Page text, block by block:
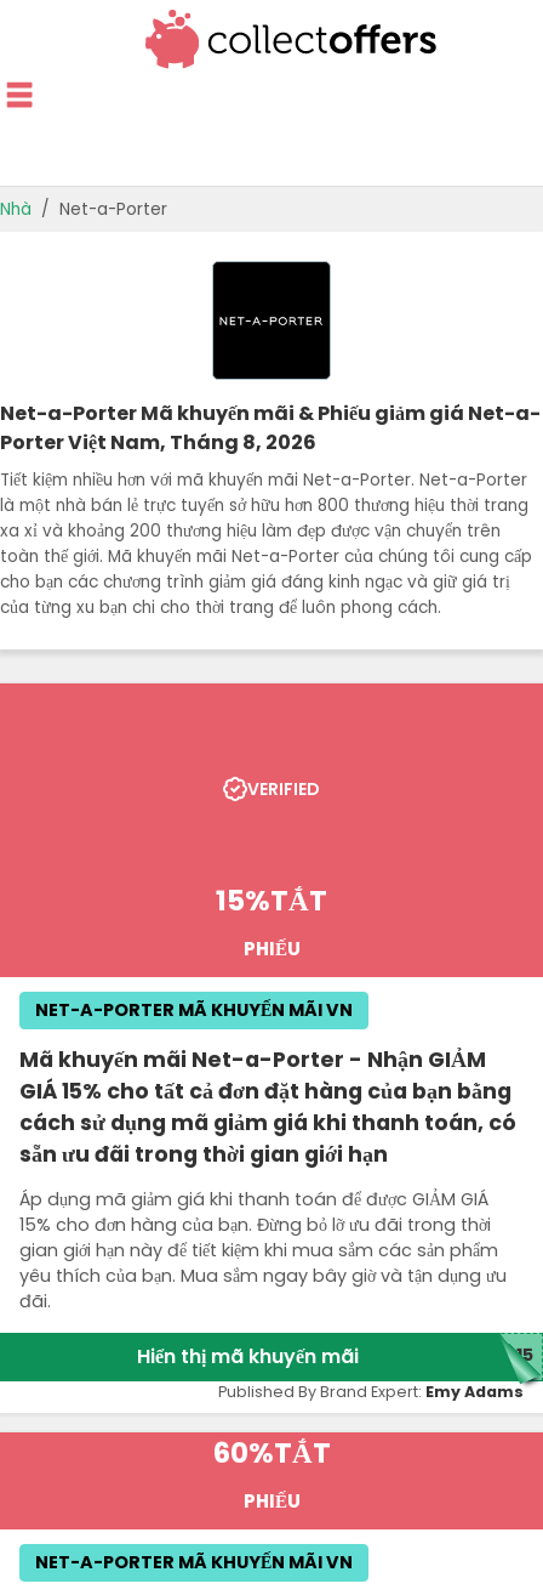
ƯU ĐÃI THEO DANH MỤC
ƯU ĐÃI TỐT NHẤT
Nhà Net-a-Porter
Net-a-Porter Mã khuyến mãi & Phiếu giảm giá Net-a-
Porter Việt Nam, Tháng 8, 2026
Tiết kiệm nhiều hơn với mã khuyến mãi Net-a-Porter. Net-a-Porter
là một nhà bán lẻ trực tuyến sở hữu hơn 800 thương hiệu thời trang
xa xỉ và khoảng 200 thương hiệu làm đẹp được vận chuyển trên
toàn thế giới. Mã khuyến mãi Net-a-Porter của chúng tôi cung cấp
cho bạn các chương trình giảm giá đáng kinh ngạc và giữ giá trị
của từng xu bạn chi cho thời trang để luôn phong cách.
15%TẮT
PHIẾU
Mã khuyến mãi Net-a-Porter - Nhận GIẢM
GIÁ 15% cho tất cả đơn đặt hàng của bạn bằng
cách sử dụng mã giảm giá khi thanh toán, có
sẵn ưu đãi trong thời gian giới hạn
Áp dụng mã giảm giá khi thanh toán để được GIẢM GIÁ
15% cho đơn hàng của bạn. Đừng bỏ lỡ ưu đãi trong thời
gian giới hạn này để tiết kiệm khi mua sắm các sản phẩm
yêu thích của bạn. Mua sắm ngay bây giờ và tận dụng ưu
đãi.
VERIFIED
NET-A-PORTER MÃ KHUYẾN MÃI VN
Hiển thị mã khuyến mãi P15
Published By Brand Expert: Emy Adams
60%TẮT
PHIẾU
NET-A-PORTER MÃ KHUYẾN MÃI VN